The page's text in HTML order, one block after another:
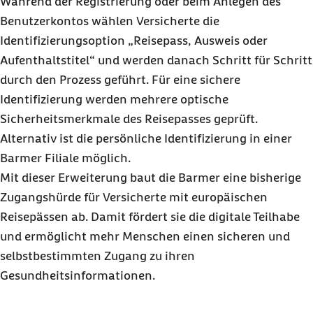
Benutzerkontos wählen Versicherte die
Identifizierungsoption „Reisepass, Ausweis oder
Aufenthaltstitel“ und werden danach Schritt für Schritt
durch den Prozess geführt. Für eine sichere
Identifizierung werden mehrere optische
Sicherheitsmerkmale des Reisepasses geprüft.
Alternativ ist die persönliche Identifizierung in einer
Barmer Filiale möglich.
Mit dieser Erweiterung baut die Barmer eine bisherige
Zugangshürde für Versicherte mit europäischen
Reisepässen ab. Damit fördert sie die digitale Teilhabe
und ermöglicht mehr Menschen einen sicheren und
selbstbestimmten Zugang zu ihren
Gesundheitsinformationen.